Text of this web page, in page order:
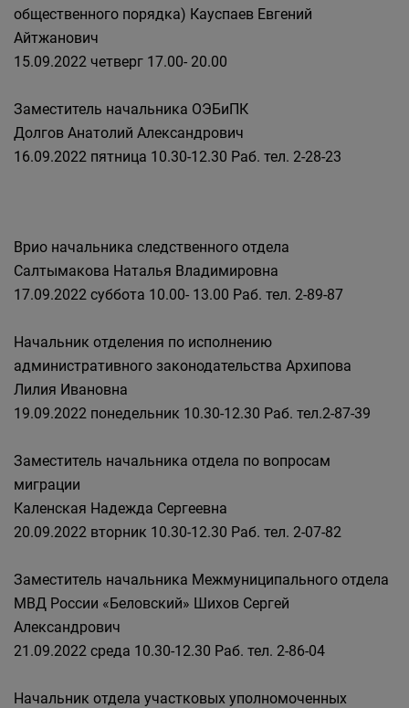
общественного порядка) Кауспаев Евгений
Айтжанович
15.09.2022 четверг 17.00- 20.00
Заместитель начальника ОЭБиПК
Долгов Анатолий Александрович
16.09.2022 пятница 10.30-12.30 Раб. тел. 2-28-23
Врио начальника следственного отдела
Салтымакова Наталья Владимировна
17.09.2022 суббота 10.00- 13.00 Раб. тел. 2-89-87
Начальник отделения по исполнению
административного законодательства Архипова
Лилия Ивановна
19.09.2022 понедельник 10.30-12.30 Раб. тел.2-87-39
Заместитель начальника отдела по вопросам
миграции
Каленская Надежда Сергеевна
20.09.2022 вторник 10.30-12.30 Раб. тел. 2-07-82
Заместитель начальника Межмуниципального отдела
МВД России «Беловский» Шихов Сергей
Александрович
21.09.2022 среда 10.30-12.30 Раб. тел. 2-86-04
Начальник отдела участковых уполномоченных